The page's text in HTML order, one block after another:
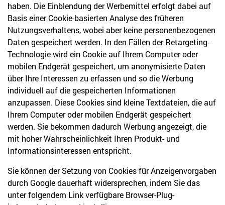
haben. Die Einblendung der Werbemittel erfolgt dabei auf
Basis einer Cookie-basierten Analyse des früheren
Nutzungsverhaltens, wobei aber keine personenbezogenen
Daten gespeichert werden. In den Fällen der Retargeting-
Technologie wird ein Cookie auf Ihrem Computer oder
mobilen Endgerät gespeichert, um anonymisierte Daten
über Ihre Interessen zu erfassen und so die Werbung
individuell auf die gespeicherten Informationen
anzupassen. Diese Cookies sind kleine Textdateien, die auf
Ihrem Computer oder mobilen Endgerät gespeichert
werden. Sie bekommen dadurch Werbung angezeigt, die
mit hoher Wahrscheinlichkeit Ihren Produkt- und
Informationsinteressen entspricht.
Sie können der Setzung von Cookies für Anzeigenvorgaben
durch Google dauerhaft widersprechen, indem Sie das
unter folgendem Link verfügbare Browser-Plug-